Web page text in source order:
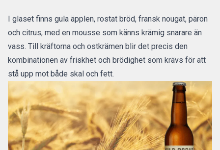
I glaset finns gula äpplen, rostat bröd, fransk nougat, päron
och citrus, med en mousse som känns krämig snarare än
vass. Till kräftorna och ostkrämen blir det precis den
kombinationen av friskhet och brödighet som krävs för att
stå upp mot både skal och fett.